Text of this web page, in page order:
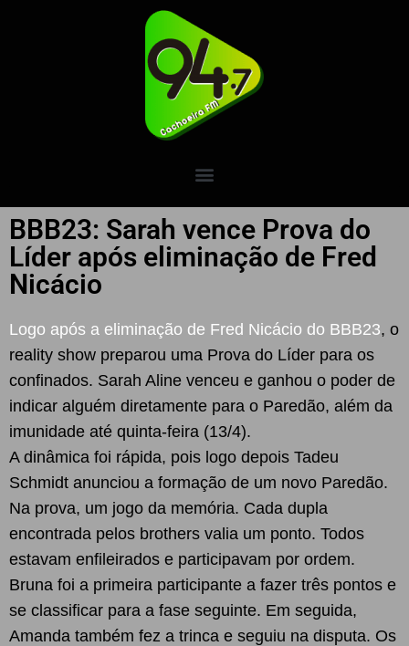
BBB23: Sarah vence Prova do
Líder após eliminação de Fred
Nicácio
Logo após a eliminação de Fred Nicácio do BBB23, o
reality show preparou uma Prova do Líder para os
confinados. Sarah Aline venceu e ganhou o poder de
indicar alguém diretamente para o Paredão, além da
imunidade até quinta-feira (13/4).
A dinâmica foi rápida, pois logo depois Tadeu
Schmidt anunciou a formação de um novo Paredão.
Na prova, um jogo da memória. Cada dupla
encontrada pelos brothers valia um ponto. Todos
estavam enfileirados e participavam por ordem.
Bruna foi a primeira participante a fazer três pontos e
se classificar para a fase seguinte. Em seguida,
Amanda também fez a trinca e seguiu na disputa. Os